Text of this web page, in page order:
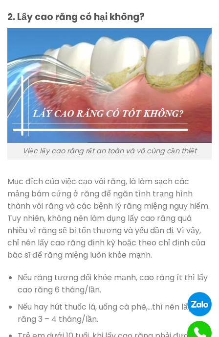
2. Lấy cao răng có hại không?
Việc lấy cao răng rất an toàn và vô cùng cần thiết
Mục đích của việc cạo vôi răng, là làm sạch các
mảng bám cứng ở răng để ngăn tình trạng hình
thành vôi răng và các bệnh lý răng miệng nguy hiểm.
Tuy nhiên, không nên làm dụng lấy cao răng quá
nhiều vì răng sẽ bị tổn thương và yếu dần đi. Vì vậy,
chỉ nên lấy cao răng định kỳ hoặc theo chỉ định của
bác sĩ để răng miệng luôn khỏe mạnh.
Nếu răng tương đối khỏe mạnh, cao răng ít thì lấy
cao răng 6 tháng/lần.
Nếu hay hút thuốc lá, uống cà phê,…thì nên lấy cao
răng 3 – 4 tháng/lần.